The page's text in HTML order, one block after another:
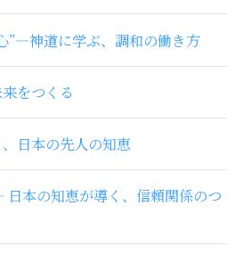
”―神道に学ぶ、調和の働き方
をつくる
日本の先人の知恵
本の知恵が導く、信頼関係のつ